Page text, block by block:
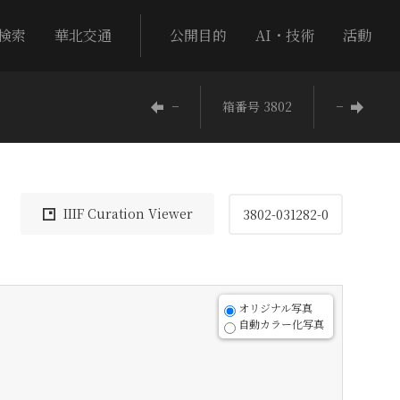
索 華北交通 公開目的 AI・技術 活動
− 箱番号 3802 −
IIIF Curation Viewer 3802-031282-0
オリジナル写真
自動カラー化写真